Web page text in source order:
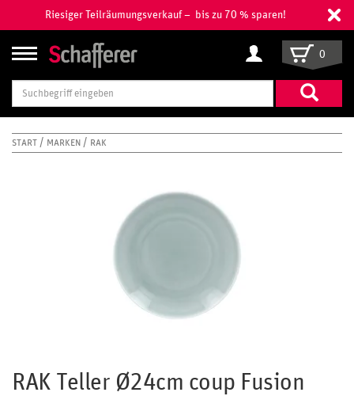
Riesiger Teilräumungsverkauf – bis zu 70 % sparen!
Suchbegriff
eingeben
0
START MARKEN RAK
RAK Teller Ø24cm coup Fusion